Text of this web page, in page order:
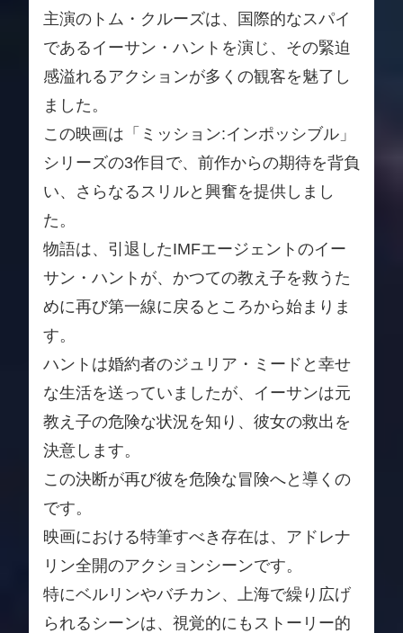
主演のトム・クルーズは、国際的なスパイ
であるイーサン・ハントを演じ、その緊迫
感溢れるアクションが多くの観客を魅了し
ました。
この映画は「ミッション:インポッシブル」
シリーズの3作目で、前作からの期待を背負
い、さらなるスリルと興奮を提供しまし
た。
物語は、引退したIMFエージェントのイー
サン・ハントが、かつての教え子を救うた
めに再び第一線に戻るところから始まりま
す。
ハントは婚約者のジュリア・ミードと幸せ
な生活を送っていましたが、イーサンは元
教え子の危険な状況を知り、彼女の救出を
決意します。
この決断が再び彼を危険な冒険へと導くの
です。
映画における特筆すべき存在は、アドレナ
リン全開のアクションシーンです。
特にベルリンやバチカン、上海で繰り広げ
られるシーンは、視覚的にもストーリー的